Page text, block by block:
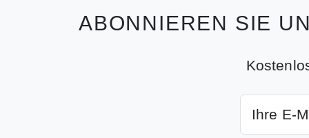
ABONNIEREN SIE